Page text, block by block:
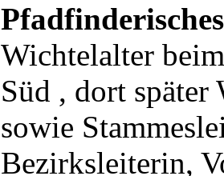
Wichtelalter
Süd , dort
sowie
Bezirksleiterin,